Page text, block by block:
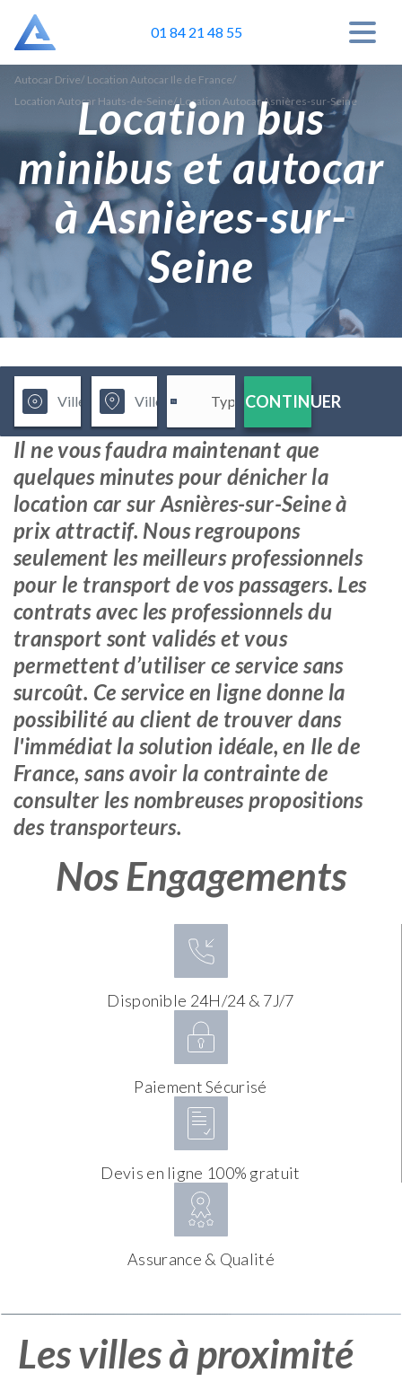
01 84 21 48 55
Autocar Drive/ Location Autocar Ile de France/
Location Autocar Hauts-de-Seine/ Location Autocar Asnières-sur-Seine
Location bus
minibus et autocar
à Asnières-sur-
Seine
CONTINUER
Il ne vous faudra maintenant que
quelques minutes pour dénicher la
location car sur Asnières-sur-Seine à
prix attractif. Nous regroupons
seulement les meilleurs professionnels
pour le transport de vos passagers. Les
contrats avec les professionnels du
transport sont validés et vous
permettent d’utiliser ce service sans
surcoût. Ce service en ligne donne la
possibilité au client de trouver dans
l'immédiat la solution idéale, en Ile de
France, sans avoir la contrainte de
consulter les nombreuses propositions
des transporteurs.
Nos Engagements
Disponible 24H/24 & 7J/7
Paiement Sécurisé
Devis en ligne 100% gratuit
Assurance & Qualité
Les villes à proximité